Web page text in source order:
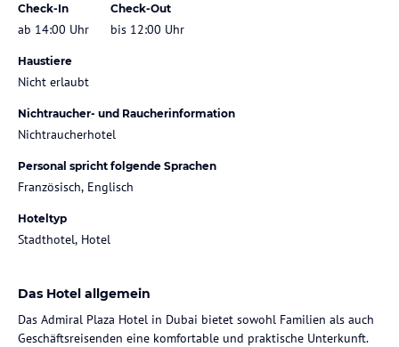
Check-In
ab 14:00 Uhr
Check-Out
bis 12:00 Uhr
Haustiere
Nicht erlaubt
Nichtraucher- und Raucherinformation
Nichtraucherhotel
Personal spricht folgende Sprachen
Französisch, Englisch
Hoteltyp
Stadthotel, Hotel
Das Hotel allgemein
Das Admiral Plaza Hotel in Dubai bietet sowohl Familien als auch
Geschäftsreisenden eine komfortable und praktische Unterkunft.